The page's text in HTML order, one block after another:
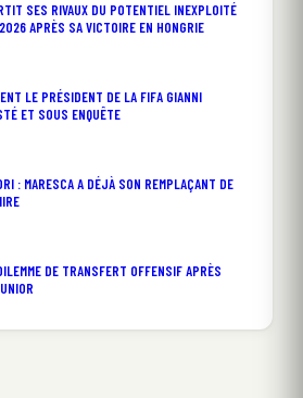
SES RIVAUX DU POTENTIEL INEXPLOITÉ
APRÈS SA VICTOIRE EN HONGRIE
LE PRÉSIDENT DE LA FIFA GIANNI
ET SOUS ENQUÊTE
: MARESCA A DÉJÀ SON REMPLAÇANT DE
DE TRANSFERT OFFENSIF APRÈS